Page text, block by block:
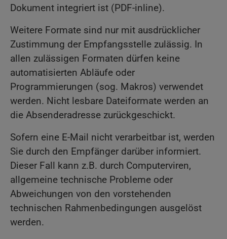
Dokument integriert ist (PDF-inline).
Weitere Formate sind nur mit ausdrücklicher
Zustimmung der Empfangsstelle zulässig. In
allen zulässigen Formaten dürfen keine
automatisierten Abläufe oder
Programmierungen (sog. Makros) verwendet
werden. Nicht lesbare Dateiformate werden an
die Absenderadresse zurückgeschickt.
Sofern eine E-Mail nicht verarbeitbar ist, werden
Sie durch den Empfänger darüber informiert.
Dieser Fall kann z.B. durch Computerviren,
allgemeine technische Probleme oder
Abweichungen von den vorstehenden
technischen Rahmenbedingungen ausgelöst
werden.